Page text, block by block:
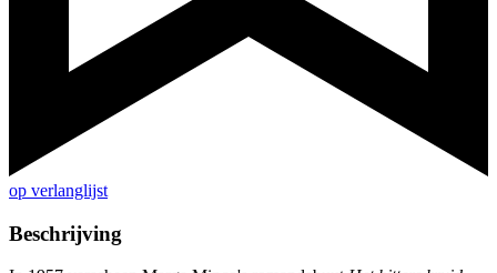
op verlanglijst
Beschrijving